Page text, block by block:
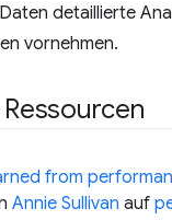
detaillierte
vornehmen.
from
Annie Sullivan auf